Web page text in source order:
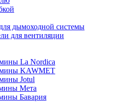
дымоходной системы
для вентиляции
La Nordica
KAWMET
Jotul
Мета
Бавария